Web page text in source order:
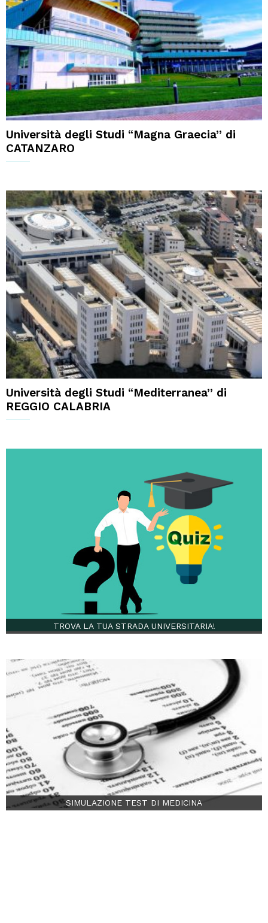
Università degli Studi “Magna Graecia” di
CATANZARO
Università degli Studi “Mediterranea” di
REGGIO CALABRIA
TROVA LA TUA STRADA UNIVERSITARIA!
SIMULAZIONE TEST DI MEDICINA